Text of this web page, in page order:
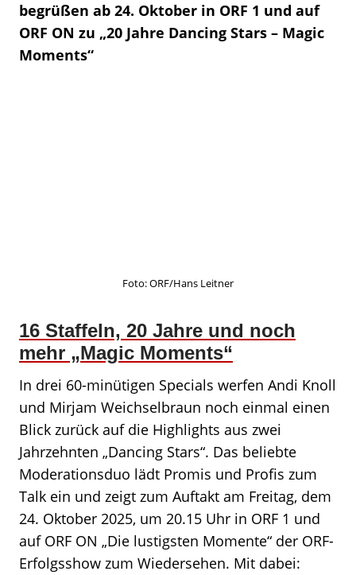
begrüßen ab 24. Oktober in ORF 1 und auf
ORF ON zu „20 Jahre Dancing Stars – Magic
Moments“
Foto: ORF/Hans Leitner
16 Staffeln, 20 Jahre und noch
mehr „Magic Moments“
In drei 60-minütigen Specials werfen Andi Knoll
und Mirjam Weichselbraun noch einmal einen
Blick zurück auf die Highlights aus zwei
Jahrzehnten „Dancing Stars“. Das beliebte
Moderationsduo lädt Promis und Profis zum
Talk ein und zeigt zum Auftakt am Freitag, dem
24. Oktober 2025, um 20.15 Uhr in ORF 1 und
auf ORF ON „Die lustigsten Momente“ der ORF-
Erfolgsshow zum Wiedersehen. Mit dabei: